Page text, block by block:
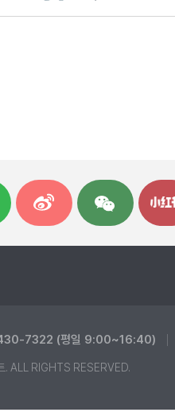
7322 (평일 9:00~16:40)
ALL RIGHTS RESERVED.